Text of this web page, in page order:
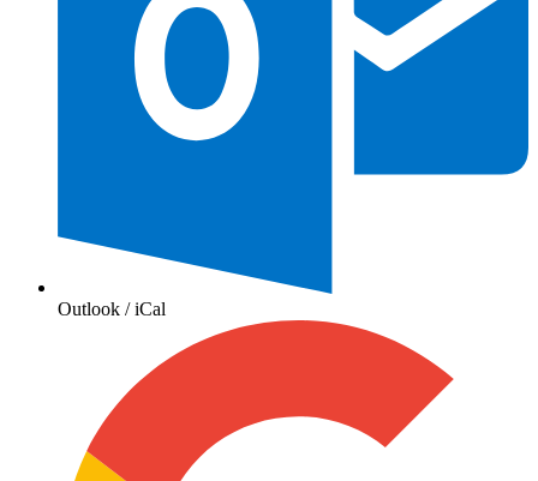
Outlook / iCal